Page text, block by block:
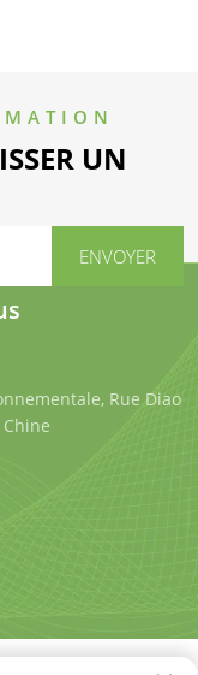
UN
Rue Diao